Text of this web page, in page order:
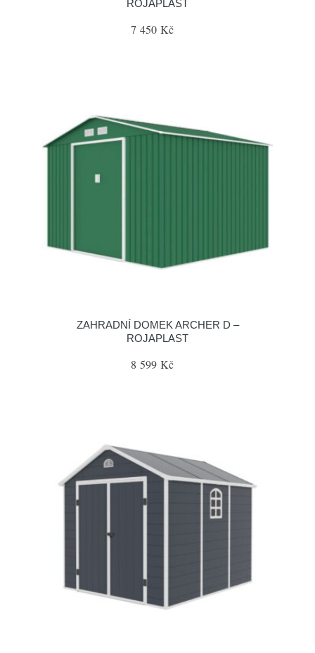
ROJAPLAST
7 450 Kč
ZAHRADNÍ DOMEK ARCHER D –
ROJAPLAST
8 599 Kč